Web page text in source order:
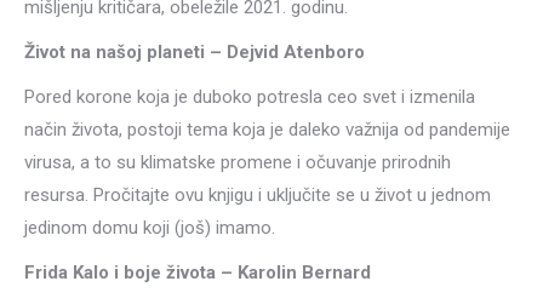
mišljenju kritičara, obeležile 2021. godinu.
Život na našoj planeti – Dejvid Atenboro
Pored korone koja je duboko potresla ceo svet i izmenila
način života, postoji tema koja je daleko važnija od pandemije
virusa, a to su klimatske promene i očuvanje prirodnih
resursa. Pročitajte ovu knjigu i uključite se u život u jednom
jedinom domu koji (još) imamo.
Frida Kalo i boje života – Karolin Bernard